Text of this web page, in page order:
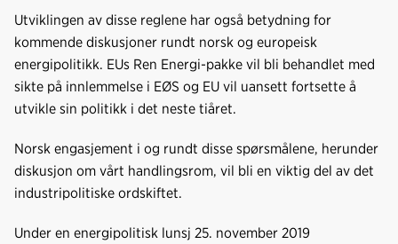
Utviklingen av disse reglene har også betydning for
kommende diskusjoner rundt norsk og europeisk
energipolitikk. EUs Ren Energi-pakke vil bli behandlet med
sikte på innlemmelse i EØS og EU vil uansett fortsette å
utvikle sin politikk i det neste tiåret.
Norsk engasjement i og rundt disse spørsmålene, herunder
diskusjon om vårt handlingsrom, vil bli en viktig del av det
industripolitiske ordskiftet.
Under en energipolitisk lunsj 25. november 2019